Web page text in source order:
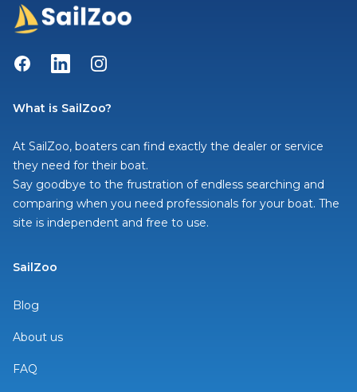
FacebookLinkedInInstagram
What is SailZoo?
At SailZoo, boaters can find exactly the dealer or service
they need for their boat.
Say goodbye to the frustration of endless searching and
comparing when you need professionals for your boat. The
site is independent and free to use.
SailZoo
Blog
About us
FAQ